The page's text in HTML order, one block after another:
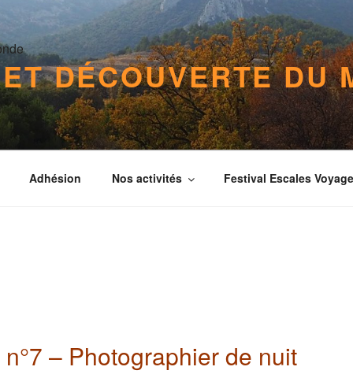
DÉCOUVERTE DU
Adhésion Nos activités Festival Escales
– Photographier de nuit